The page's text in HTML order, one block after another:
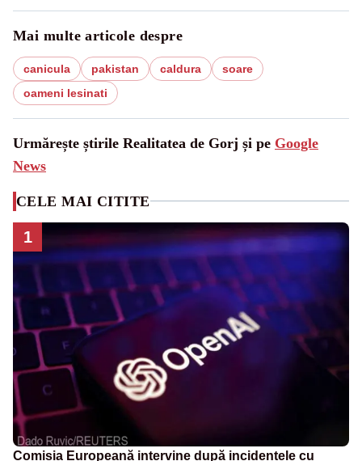
Mai multe articole despre
canicula pakistan caldura
soare
oameni lesinati
Urmărește știrile Realitatea de Gorj și pe Google
News
CELE MAI CITITE
1
Comisia Europeană intervine după incidentele cu